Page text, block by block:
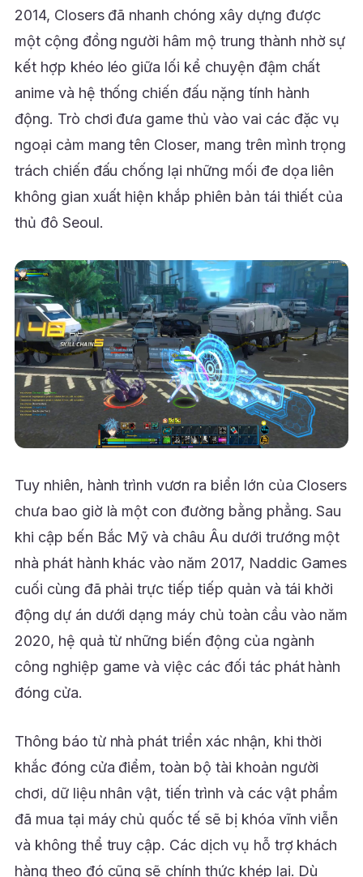
2014, Closers đã nhanh chóng xây dựng được
một cộng đồng người hâm mộ trung thành nhờ sự
kết hợp khéo léo giữa lối kể chuyện đậm chất
anime và hệ thống chiến đấu nặng tính hành
động. Trò chơi đưa game thủ vào vai các đặc vụ
ngoại cảm mang tên Closer, mang trên mình trọng
trách chiến đấu chống lại những mối đe dọa liên
không gian xuất hiện khắp phiên bản tái thiết của
thủ đô Seoul.
Tuy nhiên, hành trình vươn ra biển lớn của Closers
chưa bao giờ là một con đường bằng phẳng. Sau
khi cập bến Bắc Mỹ và châu Âu dưới trướng một
nhà phát hành khác vào năm 2017, Naddic Games
cuối cùng đã phải trực tiếp tiếp quản và tái khởi
động dự án dưới dạng máy chủ toàn cầu vào năm
2020, hệ quả từ những biến động của ngành
công nghiệp game và việc các đối tác phát hành
đóng cửa.
Thông báo từ nhà phát triển xác nhận, khi thời
khắc đóng cửa điểm, toàn bộ tài khoản người
chơi, dữ liệu nhân vật, tiến trình và các vật phẩm
đã mua tại máy chủ quốc tế sẽ bị khóa vĩnh viễn
và không thể truy cập. Các dịch vụ hỗ trợ khách
hàng theo đó cũng sẽ chính thức khép lại. Dù